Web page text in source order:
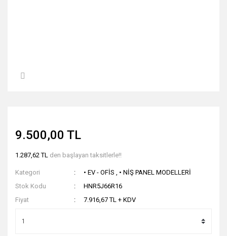
9.500,00 TL
1.287,62 TL den başlayan taksitlerle!!
Kategori • EV - OFİS , • NİŞ PANEL MODELLERİ
Stok Kodu
HNR5J66R16
Fiyat
7.916,67 TL + KDV